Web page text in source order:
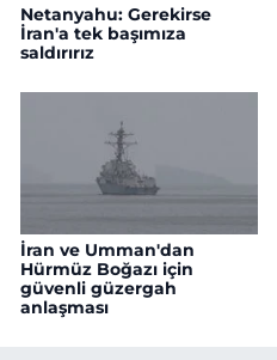
Netanyahu: Gerekirse
İran'a tek başımıza
saldırırız
İran ve Umman'dan
Hürmüz Boğazı için
güvenli güzergah
anlaşması